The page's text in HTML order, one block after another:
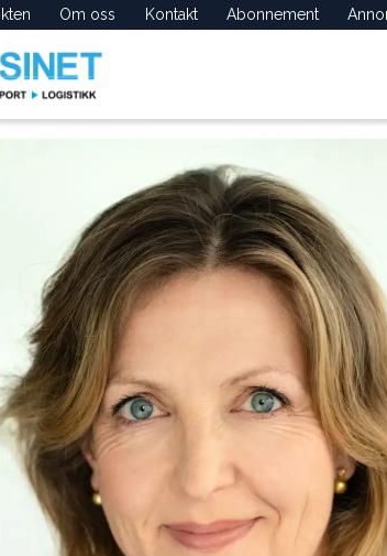
Om oss Kontakt Abonnement